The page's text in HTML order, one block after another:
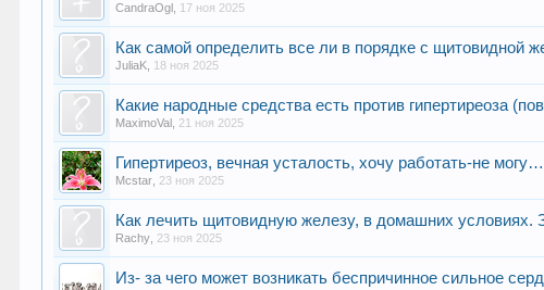
CandraOgl 17 ноя 2025
Как самой определить все ли в порядке с щитовидной
JuliaK 18 ноя 2025
Какие народные средства есть против гипертиреоза
MaximoVal 21 ноя 2025
Гипертиреоз, вечная усталость, хочу работать-не
Mcstar 23 ноя 2025
Как лечить щитовидную железу, в домашних условиях.
Rachy 23 ноя 2025
Из- за чего может возникать беспричинное сильное